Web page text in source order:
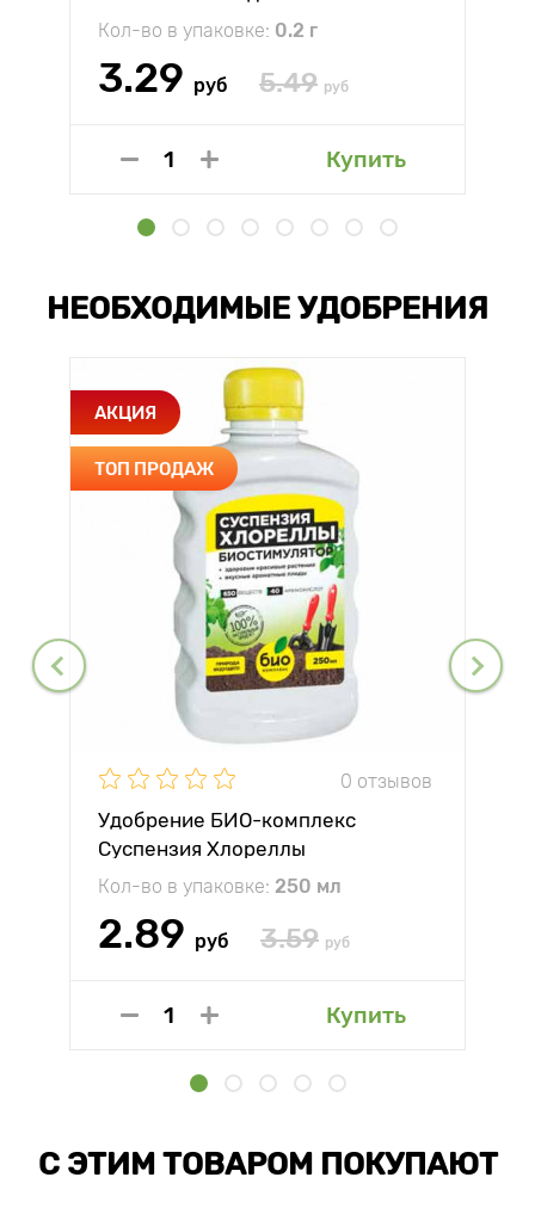
Кол-во в упаковке: 0.2 г
3.29 руб 5.49 руб
Купить
НЕОБХОДИМЫЕ УДОБРЕНИЯ
АКЦИЯ
ТОП ПРОДАЖ
0 отзывов
Удобрение БИО-комплекс
Суспензия Хлореллы
Кол-во в упаковке: 250 мл
2.89 руб 3.59 руб
Купить
С ЭТИМ ТОВАРОМ ПОКУПАЮТ